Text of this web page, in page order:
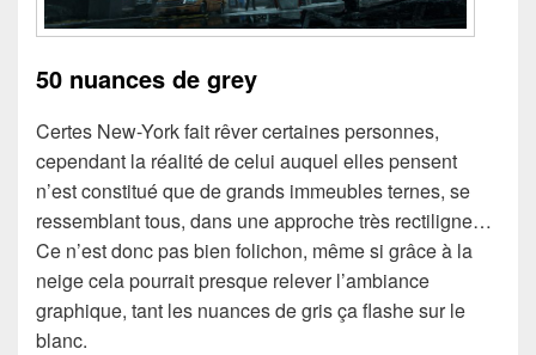
50 nuances de grey
Certes New-York fait rêver certaines personnes,
cependant la réalité de celui auquel elles pensent
n’est constitué que de grands immeubles ternes, se
ressemblant tous, dans une approche très rectiligne…
Ce n’est donc pas bien folichon, même si grâce à la
neige cela pourrait presque relever l’ambiance
graphique, tant les nuances de gris ça flashe sur le
blanc.